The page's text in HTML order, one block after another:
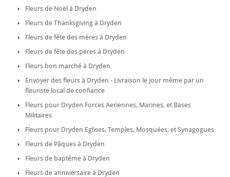
Fleurs de Noël à Dryden
Fleurs de Thanksgiving à Dryden
Fleurs de fête des mères à Dryden
Fleurs de fête des pères à Dryden
Fleurs bon marché à Dryden
Envoyer des fleurs à Dryden - Livraison le jour même par un
fleuriste local de confiance
Fleurs pour Dryden Forces Aeriennes, Marines, et Bases
Militaires
Fleurs pour Dryden Eglises, Temples, Mosquées, et Synagogues
Fleurs de Pâques à Dryden
Fleurs de baptême à Dryden
Fleurs de anniversaire à Dryden